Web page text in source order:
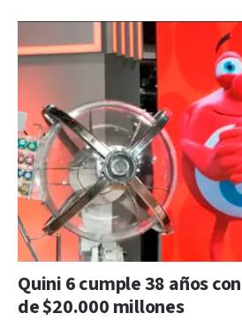
Quini 6 cumple 38 años
de $20.000 millones